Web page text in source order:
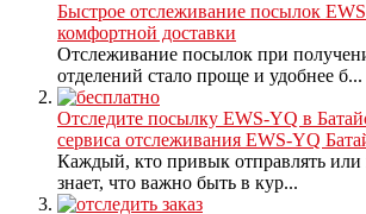
Быстрое отслеживание посылок
комфортной доставки
Отслеживание посылок при
отделений стало проще и удобнее б...
Отследите посылку EWS-YQ в
сервиса отслеживания EWS-YQ
Каждый, кто привык отправлять или
знает, что важно быть в кур...